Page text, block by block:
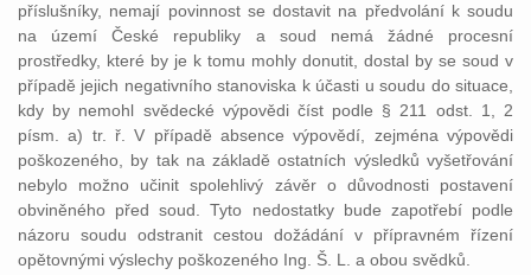
příslušníky, nemají povinnost se dostavit na předvolání k soudu
na území České republiky a soud nemá žádné procesní
prostředky, které by je k tomu mohly donutit, dostal by se soud v
případě jejich negativního stanoviska k účasti u soudu do situace,
kdy by nemohl svědecké výpovědi číst podle § 211 odst. 1, 2
písm. a) tr. ř. V případě absence výpovědí, zejména výpovědi
poškozeného, by tak na základě ostatních výsledků vyšetřování
nebylo možno učinit spolehlivý závěr o důvodnosti postavení
obviněného před soud. Tyto nedostatky bude zapotřebí podle
názoru soudu odstranit cestou dožádání v přípravném řízení
opětovnými výslechy poškozeného Ing. Š. L. a obou svědků.